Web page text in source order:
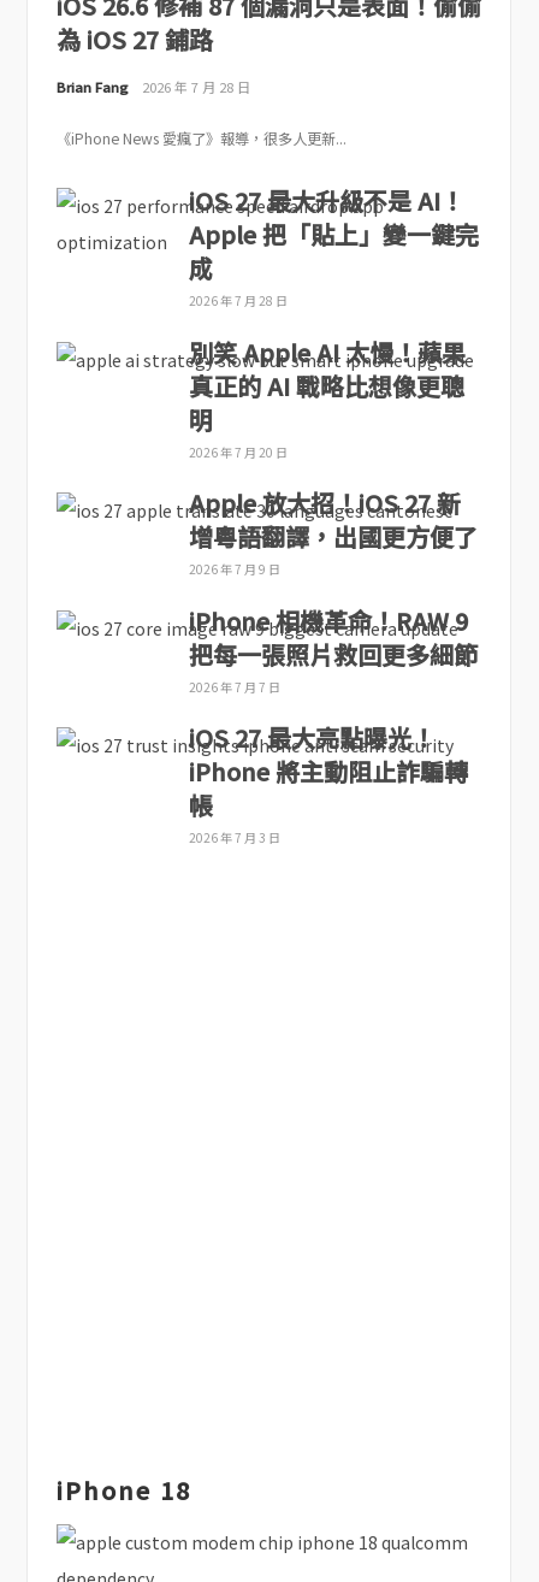
為 iOS 27 鋪路
Brian Fang 2026 年 7 月 28 日
《iPhone News 愛瘋了》報導，很多人更新...
iOS 27 最大升級不是 AI！
Apple 把「貼上」變一鍵完
成
2026 年 7 月 28 日
別笑 Apple AI 太慢！蘋果
真正的 AI 戰略比想像更聰
明
2026 年 7 月 20 日
Apple 放大招！iOS 27 新
增粵語翻譯，出國更方便了
2026 年 7 月 9 日
iPhone 相機革命！RAW 9
把每一張照片救回更多細節
2026 年 7 月 7 日
iOS 27 最大亮點曝光！
iPhone 將主動阻止詐騙轉
帳
2026 年 7 月 3 日
iPhone 18